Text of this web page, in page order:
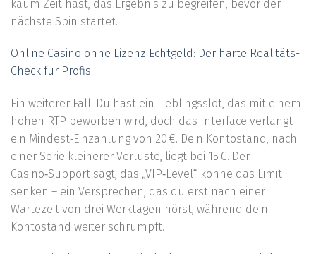
kaum Zeit hast, das Ergebnis zu begreifen, bevor der
nächste Spin startet.
Online Casino ohne Lizenz Echtgeld: Der harte Realitäts-
Check für Profis
Ein weiterer Fall: Du hast ein Lieblingsslot, das mit einem
hohen RTP beworben wird, doch das Interface verlangt
ein Mindest‑Einzahlung von 20 €. Dein Kontostand, nach
einer Serie kleinerer Verluste, liegt bei 15 €. Der
Casino‑Support sagt, das „VIP‑Level“ könne das Limit
senken – ein Versprechen, das du erst nach einer
Wartezeit von drei Werktagen hörst, während dein
Kontostand weiter schrumpft.